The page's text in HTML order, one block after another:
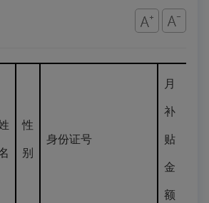
性
别
身份证号
月
补
贴
金
额